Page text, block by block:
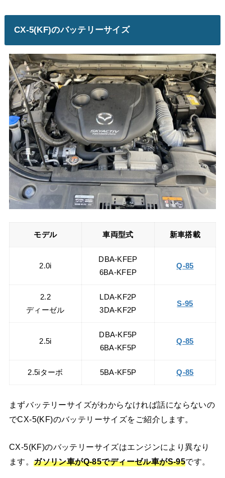
CX-5(KF)のバッテリーサイズ
モデル 車両型式 新車搭載
2.0i
DBA-KFEP
6BA-KFEP
Q-85
2.2
ディーゼル
LDA-KF2P
3DA-KF2P
S-95
2.5i
DBA-KF5P
6BA-KF5P
Q-85
2.5iターボ 5BA-KF5P Q-85
まずバッテリーサイズがわからなければ話にならないの
でCX-5(KF)のバッテリーサイズをご紹介します。
CX-5(KF)のバッテリーサイズはエンジンにより異なり
ます。ガソリン車がQ-85でディーゼル車がS-95です。